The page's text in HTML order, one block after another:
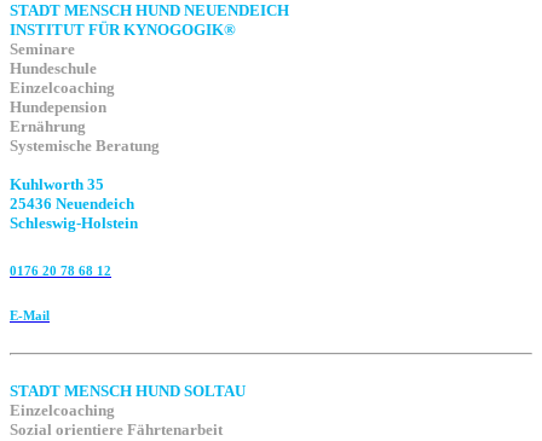
STADT MENSCH HUND NEUENDEICH
INSTITUT FÜR KYNOGOGIK®
Seminare
Hundeschule
Einzelcoaching
Hundepension
Ernährung
Systemische Beratung
Kuhlworth 35
25436 Neuendeich
Schleswig-Holstein
0176 20 78 68 12
E-Mail
STADT MENSCH HUND SOLTAU
Einzelcoaching
Sozial orientiere Fährtenarbeit